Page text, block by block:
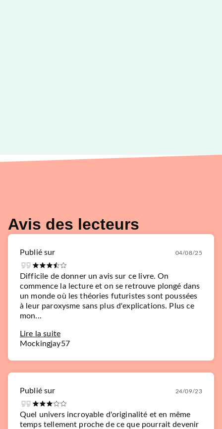
Avis des lecteurs
Publié sur 04/08/25
Difficile de donner un avis sur ce livre. On
commence la lecture et on se retrouve plongé dans
un monde où les théories futuristes sont poussées
à leur paroxysme sans plus d'explications. Plus ce
mon...
Lire la suite
Mockingjay57
Publié sur 24/09/23
Quel univers incroyable d'originalité et en même
temps tellement proche de ce que pourrait devenir